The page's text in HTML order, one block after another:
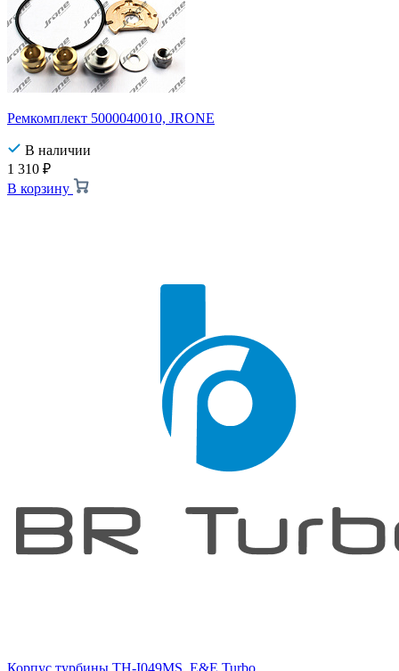
Ремкомплект 5000040010, JRONE
В наличии
1 310 ₽
В корзину
Корпус турбины TH-I049MS, E&E Turbo